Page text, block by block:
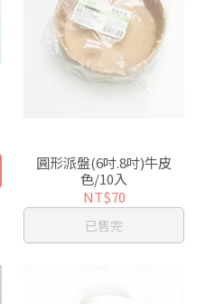
圓形派盤(6吋.8吋)牛皮
色/10入
NT$70
已售完